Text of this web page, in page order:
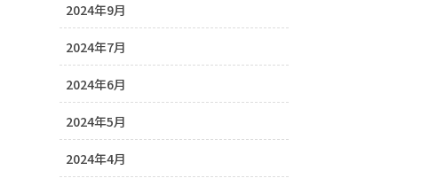
2024年9月
2024年7月
2024年6月
2024年5月
2024年4月